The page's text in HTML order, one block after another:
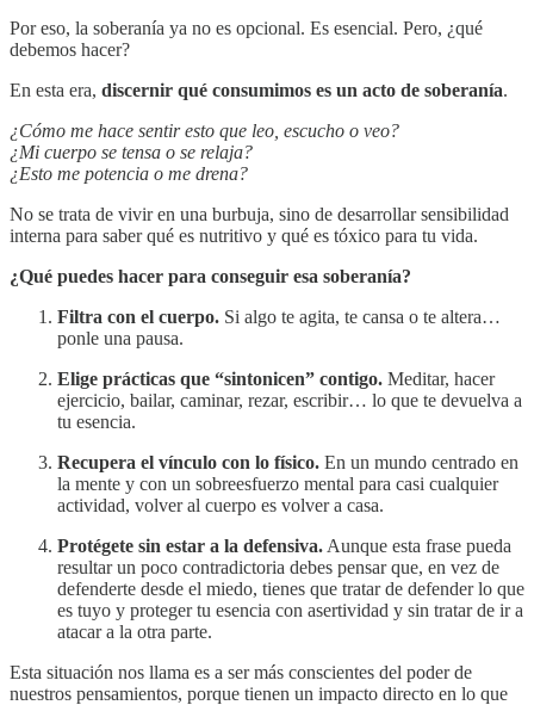
Por eso, la soberanía ya no es opcional. Es esencial. Pero, ¿qué
debemos hacer?
En esta era, discernir qué consumimos es un acto de soberanía.
¿Cómo me hace sentir esto que leo, escucho o veo?
¿Mi cuerpo se tensa o se relaja?
¿Esto me potencia o me drena?
No se trata de vivir en una burbuja, sino de desarrollar sensibilidad
interna para saber qué es nutritivo y qué es tóxico para tu vida.
¿Qué puedes hacer para conseguir esa soberanía?
Filtra con el cuerpo. Si algo te agita, te cansa o te altera…
ponle una pausa.
Elige prácticas que “sintonicen” contigo. Meditar, hacer
ejercicio, bailar, caminar, rezar, escribir… lo que te devuelva a
tu esencia.
Recupera el vínculo con lo físico. En un mundo centrado en
la mente y con un sobreesfuerzo mental para casi cualquier
actividad, volver al cuerpo es volver a casa.
Protégete sin estar a la defensiva. Aunque esta frase pueda
resultar un poco contradictoria debes pensar que, en vez de
defenderte desde el miedo, tienes que tratar de defender lo que
es tuyo y proteger tu esencia con asertividad y sin tratar de ir a
atacar a la otra parte.
Esta situación nos llama es a ser más conscientes del poder de
nuestros pensamientos, porque tienen un impacto directo en lo que